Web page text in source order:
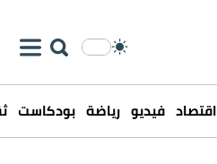
اقتصاد فيديو رياضة بودكاست